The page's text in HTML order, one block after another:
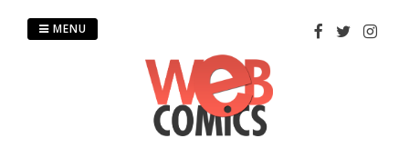
MENU